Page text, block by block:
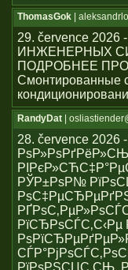
ThomasGok |
29. července
ИНЖЕНЕРНЫХ
ПОДРОБНЕЕ
Смонтированные
RandyDat |
28. července
РЎР±РѕР№
РїРѕРЅСЏС‚СЊ,